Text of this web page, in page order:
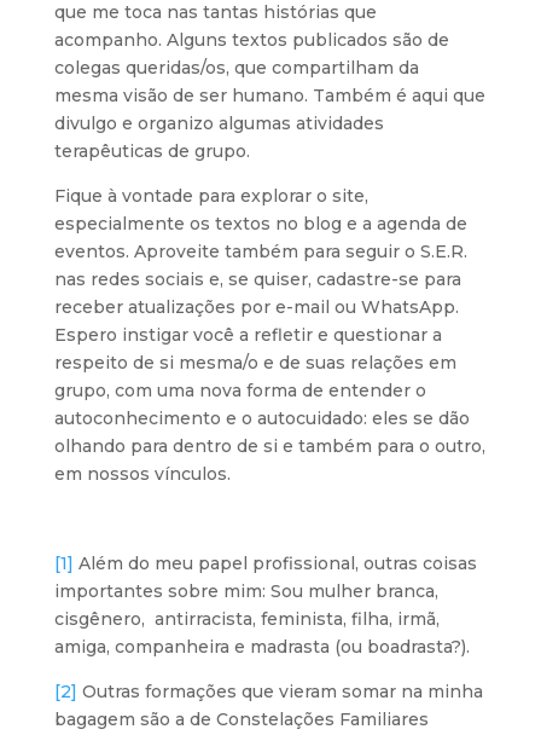
que me toca nas tantas histórias que
acompanho. Alguns textos publicados são de
colegas queridas/os, que compartilham da
mesma visão de ser humano. Também é aqui que
divulgo e organizo algumas atividades
terapêuticas de grupo.
Fique à vontade para explorar o site,
especialmente os textos no blog e a agenda de
eventos. Aproveite também para seguir o S.E.R.
nas redes sociais e, se quiser, cadastre-se para
receber atualizações por e-mail ou WhatsApp.
Espero instigar você a refletir e questionar a
respeito de si mesma/o e de suas relações em
grupo, com uma nova forma de entender o
autoconhecimento e o autocuidado: eles se dão
olhando para dentro de si e também para o outro,
em nossos vínculos.
[1] Além do meu papel profissional, outras coisas
importantes sobre mim: Sou mulher branca,
cisgênero, antirracista, feminista, filha, irmã,
amiga, companheira e madrasta (ou boadrasta?).
[2] Outras formações que vieram somar na minha
bagagem são a de Constelações Familiares